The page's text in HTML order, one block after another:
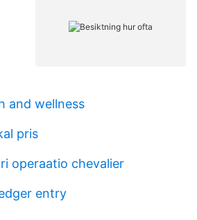
and wellness
pris
operaatio chevalier
entry